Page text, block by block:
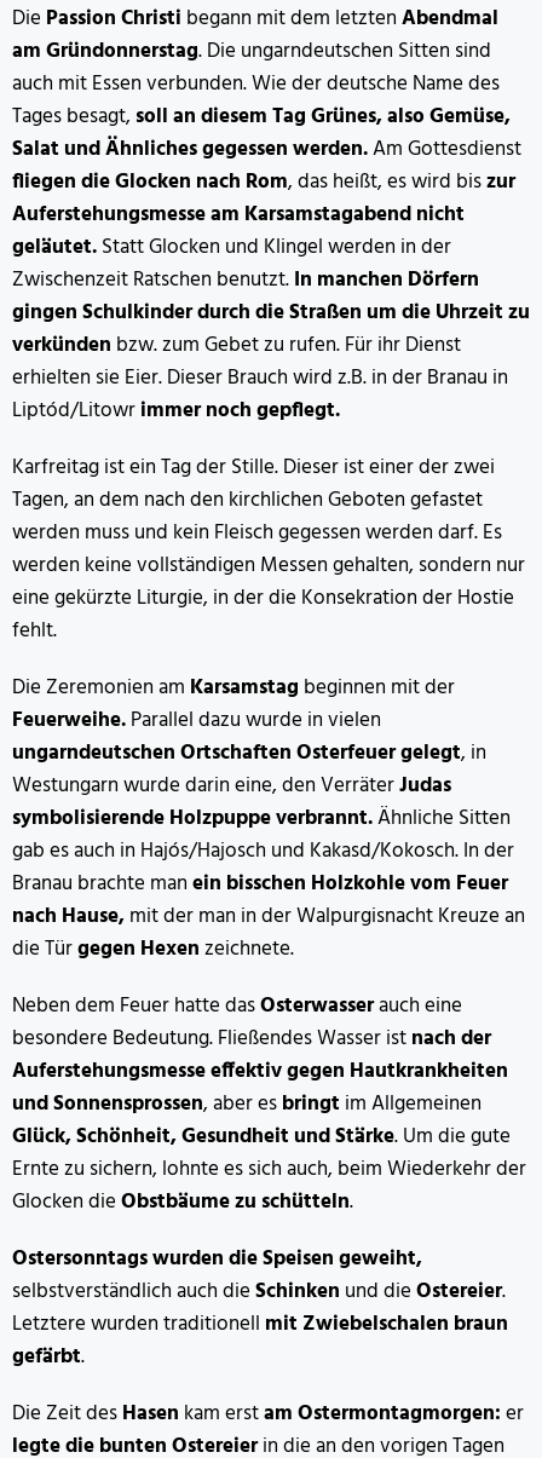
Die Passion Christi begann mit dem letztenAbendmal
am Gründonnerstag. Die ungarndeutschen Sitten sind
auch mit Essen verbunden. Wie der deutsche Name des
Tages besagt, soll an diesem Tag Grünes, also Gemüse,
Salat und Ähnliches gegessen werden.Am Gottesdienst
fliegen die Glocken nach Rom, das heißt, es wird biszur
Auferstehungsmesse am Karsamstagabend nicht
geläutet.Statt Glocken und Klingel werden in der
Zwischenzeit Ratschen benutzt.In manchen Dörfern
gingen Schulkinder durch die Straßen um die Uhrzeit zu
verkünden bzw. zum Gebet zu rufen. Für ihr Dienst
erhielten sie Eier. Dieser Brauch wird z.B. in der Branau in
Liptód/Litowrimmer noch gepflegt.
Karfreitag ist ein Tag der Stille. Dieser ist einer der zwei
Tagen, an dem nach den kirchlichen Geboten gefastet
werden muss und kein Fleisch gegessen werden darf. Es
werden keine vollständigen Messen gehalten, sondern nur
eine gekürzte Liturgie, in der die Konsekration der Hostie
fehlt.
Die Zeremonien am Karsamstag beginnen mit der
Feuerweihe.Parallel dazu wurde in vielen
ungarndeutschen Ortschaften Osterfeuer gelegt, in
Westungarn wurde darin eine, den VerräterJudas
symbolisierende Holzpuppe verbrannt.Ähnliche Sitten
gab es auch in Hajós/Hajosch und Kakasd/Kokosch. In der
Branau brachte manein bisschen Holzkohle vom Feuer
nach Hause,mit der man in der Walpurgisnacht Kreuze an
die Türgegen Hexenzeichnete.
Neben dem Feuer hatte dasOsterwasserauch eine
besondere Bedeutung. Fließendes Wasser istnach der
Auferstehungsmesse effektiv gegen Hautkrankheiten
und Sonnensprossen, aber esbringt im Allgemeinen
Glück, Schönheit, Gesundheit und Stärke. Um die gute
Ernte zu sichern, lohnte es sich auch, beim Wiederkehr der
Glocken dieObstbäume zu schütteln.
Ostersonntags wurden die Speisen geweiht,
selbstverständlich auch dieSchinken und dieOstereier.
Letztere wurden traditionell mit Zwiebelschalen braun
gefärbt.
Die Zeit desHasen kam erstam Ostermontagmorgen:er
legte die bunten Ostereierin die an den vorigen Tagen